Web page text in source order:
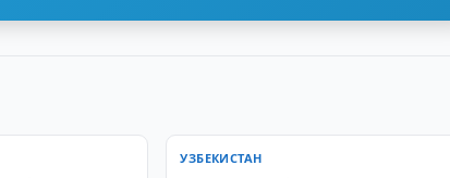
УЗБЕКИСТАН